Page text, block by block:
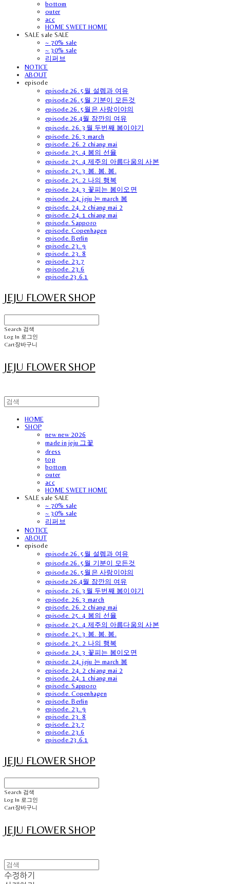
bottom
outer
acc
HOME SWEET HOME
SALE sale SALE
~ 70% sale
~ 30% sale
리퍼브
NOTICE
ABOUT
episode
episode.26. 5월 설렘과 여유
episode.26. 5월 기분이 모든것
episode.26. 5월은 사랑이야의
episode.26.4월 잠깐의 여유
episode. 26. 3월 두번째 봄이야기
episode. 26. 3 march
episode. 26. 2 chiang mai
episode. 25. 4 봄의 선율
episode. 25. 4 제주의 아름다움의 사본
episode. 25. 3 봄. 봄. 봄.
episode. 25. 2 나의 행복
episode. 24. 3 꽃피는 봄이오면
episode. 24. jeju 는 march 봄
episode. 24. 2 chiang mai 2
episode. 24. 1 chiang mai
episode. Sapporo
episode. Copenhagen
episode. Berlin
episode. 23. 9
episode. 23. 8
episode. 23.7
episode. 23.6
episode.23.6.1
JEJU FLOWER SHOP
Search 검색
Log In 로그인
Cart장바구니
JEJU FLOWER SHOP
HOME
SHOP
new new 2026
made in jeju 그꽃
dress
top
bottom
outer
acc
HOME SWEET HOME
SALE sale SALE
~ 70% sale
~ 30% sale
리퍼브
NOTICE
ABOUT
episode
episode.26. 5월 설렘과 여유
episode.26. 5월 기분이 모든것
episode.26. 5월은 사랑이야의
episode.26.4월 잠깐의 여유
episode. 26. 3월 두번째 봄이야기
episode. 26. 3 march
episode. 26. 2 chiang mai
episode. 25. 4 봄의 선율
episode. 25. 4 제주의 아름다움의 사본
episode. 25. 3 봄. 봄. 봄.
episode. 25. 2 나의 행복
episode. 24. 3 꽃피는 봄이오면
episode. 24. jeju 는 march 봄
episode. 24. 2 chiang mai 2
episode. 24. 1 chiang mai
episode. Sapporo
episode. Copenhagen
episode. Berlin
episode. 23. 9
episode. 23. 8
episode. 23.7
episode. 23.6
episode.23.6.1
JEJU FLOWER SHOP
Search 검색
Log In 로그인
Cart장바구니
JEJU FLOWER SHOP
수정하기